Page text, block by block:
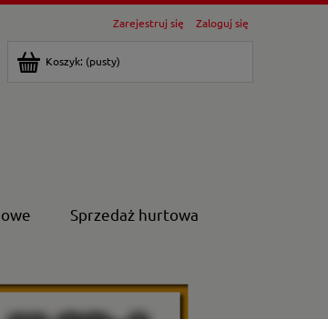
Zarejestruj się Zaloguj się
Koszyk: (pusty)
Sprzedaż hurtowa